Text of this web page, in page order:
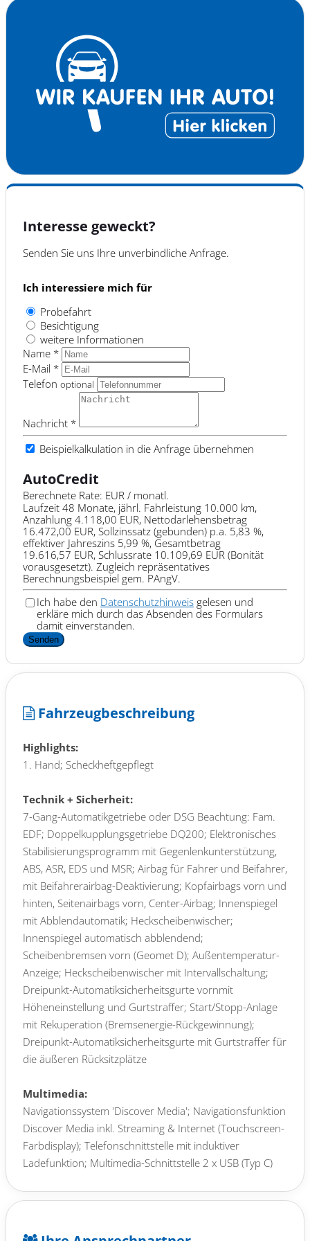
blendfreies fernlicht (matrix)
EXTERIEUR & TECHNIK
Leichtmetallfelgen
Metallic
Qualitaetssiegel
Reifen-allwetterreifen
Interesse geweckt?
Senden Sie uns Ihre unverbindliche Anfrage.
Ich interessiere mich für
Probefahrt
Besichtigung
weitere Informationen
Name *
E-Mail *
Telefon optional
Nachricht *
Beispielkalkulation in die Anfrage übernehmen
AutoCredit
Berechnete Rate: EUR / monatl.
Laufzeit 48 Monate, jährl. Fahrleistung 10.000 km,
Anzahlung 4.118,00 EUR, Nettodarlehensbetrag
16.472,00 EUR, Sollzinssatz (gebunden) p.a. 5,83 %,
effektiver Jahreszins 5,99 %, Gesamtbetrag
19.616,57 EUR, Schlussrate 10.109,69 EUR (Bonität
vorausgesetzt). Zugleich repräsentatives
Berechnungsbeispiel gem. PAngV.
Ich habe den Datenschutzhinweis gelesen und
erkläre mich durch das Absenden des Formulars
damit einverstanden.
Senden
Fahrzeugbeschreibung
Highlights:
1. Hand; Scheckheftgepflegt
Technik + Sicherheit:
7-Gang-Automatikgetriebe oder DSG Beachtung: Fam.
EDF; Doppelkupplungsgetriebe DQ200; Elektronisches
Stabilisierungsprogramm mit Gegenlenkunterstützung,
ABS, ASR, EDS und MSR; Airbag für Fahrer und Beifahrer,
mit Beifahrerairbag-Deaktivierung; Kopfairbags vorn und
hinten, Seitenairbags vorn, Center-Airbag; Innenspiegel
mit Abblendautomatik; Heckscheibenwischer;
Innenspiegel automatisch abblendend;
Scheibenbremsen vorn (Geomet D); Außentemperatur-
Anzeige; Heckscheibenwischer mit Intervallschaltung;
Dreipunkt-Automatiksicherheitsgurte vornmit
Höheneinstellung und Gurtstraffer; Start/Stopp-Anlage
mit Rekuperation (Bremsenergie-Rückgewinnung);
Dreipunkt-Automatiksicherheitsgurte mit Gurtstraffer für
die äußeren Rücksitzplätze
Multimedia:
Navigationssystem 'Discover Media'; Navigationsfunktion
Discover Media inkl. Streaming & Internet (Touchscreen-
Farbdisplay); Telefonschnittstelle mit induktiver
Ladefunktion; Multimedia-Schnittstelle 2 x USB (Typ C)
hinten; Audiosystem Ready 2 Discover (inkl. Streaming &
vorn, 2 USB-C-Ladebuchsen an der Mittelkonsolehinten;